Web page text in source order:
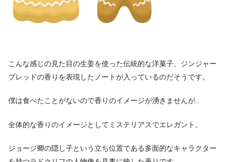
こんな感じの見た目の生姜を使った伝統的な洋菓子、ジンジャー
ブレッドの香りを表現したノートが入っているのだそうです。
僕は食べたことがないので香りのイメージが湧きませんが..
全体的な香りのイメージとしてミステリアスでエレガント。
ジョージ卿の隠し子という立ち位置である多面的なキャラクター